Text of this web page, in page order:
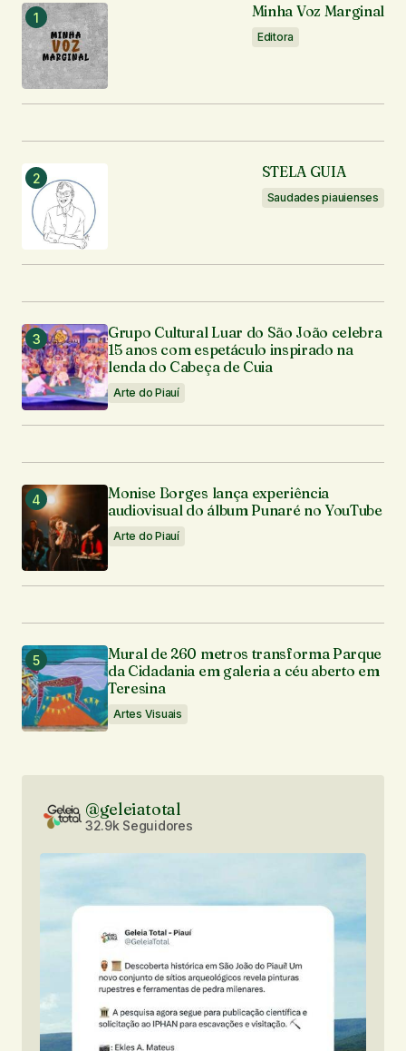
Minha Voz Marginal
Editora
STELA GUIA
Saudades piauienses
Grupo Cultural Luar do São João celebra
15 anos com espetáculo inspirado na
lenda do Cabeça de Cuia
Arte do Piauí
Monise Borges lança experiência
audiovisual do álbum Punaré no YouTube
Arte do Piauí
Mural de 260 metros transforma Parque
da Cidadania em galeria a céu aberto em
Teresina
Artes Visuais
@geleiatotal
32.9k Seguidores